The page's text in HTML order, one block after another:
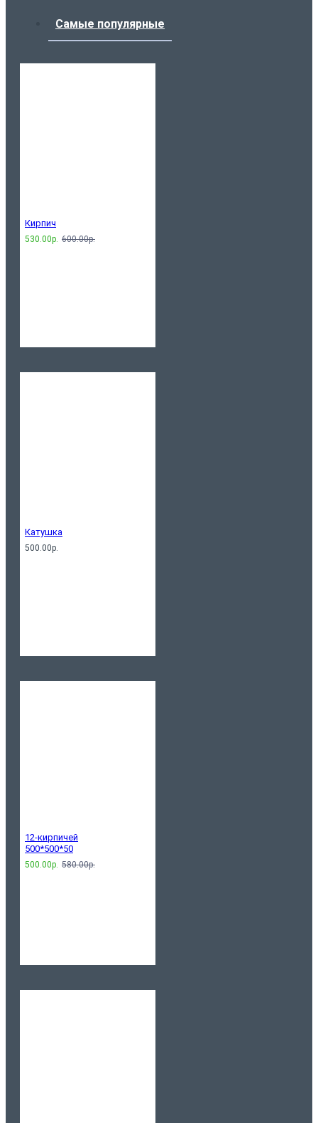
Самые популярные
Кирпич
530.00р. 600.00р.
Катушка
500.00р.
12-кирпичей
500*500*50
500.00р. 580.00р.